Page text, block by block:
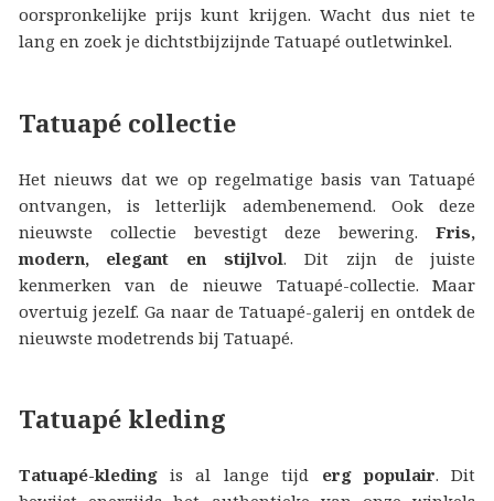
oorspronkelijke prijs kunt krijgen. Wacht dus niet te
lang en zoek je dichtstbijzijnde Tatuapé outletwinkel.
Tatuapé collectie
Het nieuws dat we op regelmatige basis van Tatuapé
ontvangen, is letterlijk adembenemend. Ook deze
nieuwste collectie bevestigt deze bewering.Fris,
modern, elegant en stijlvol. Dit zijn de juiste
kenmerken van de nieuwe Tatuapé-collectie. Maar
overtuig jezelf. Ga naar de Tatuapé-galerij en ontdek de
nieuwste modetrends bij Tatuapé.
Tatuapé kleding
Tatuapé-kledingis al lange tijd erg populair. Dit